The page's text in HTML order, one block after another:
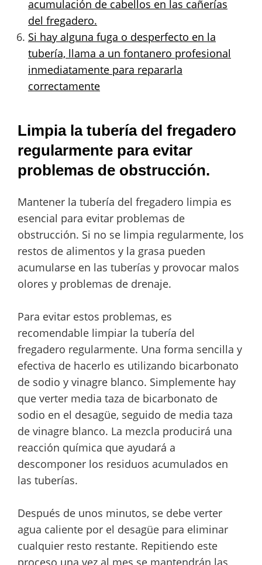
acumulación de cabellos en las cañerías
del fregadero.
Si hay alguna fuga o desperfecto en la
tubería, llama a un fontanero profesional
inmediatamente para repararla
correctamente
Limpia la tubería del fregadero
regularmente para evitar
problemas de obstrucción.
Mantener la tubería del fregadero limpia es
esencial para evitar problemas de
obstrucción. Si no se limpia regularmente, los
restos de alimentos y la grasa pueden
acumularse en las tuberías y provocar malos
olores y problemas de drenaje.
Para evitar estos problemas, es
recomendable limpiar la tubería del
fregadero regularmente. Una forma sencilla y
efectiva de hacerlo es utilizando bicarbonato
de sodio y vinagre blanco. Simplemente hay
que verter media taza de bicarbonato de
sodio en el desagüe, seguido de media taza
de vinagre blanco. La mezcla producirá una
reacción química que ayudará a
descomponer los residuos acumulados en
las tuberías.
Después de unos minutos, se debe verter
agua caliente por el desagüe para eliminar
cualquier resto restante. Repitiendo este